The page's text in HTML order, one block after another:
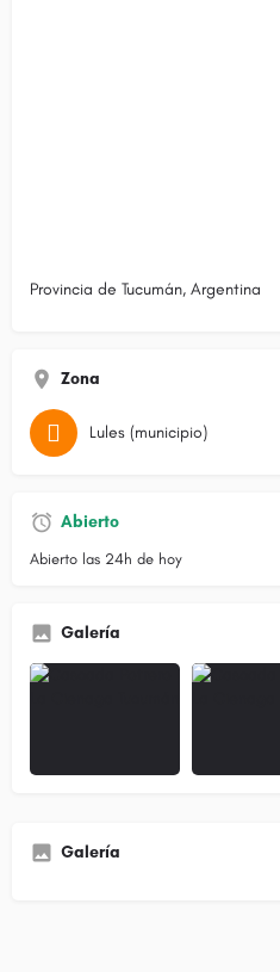
Provincia de Tucumán, Argentina
Zona
Lules (municipio)
Abierto
Abierto las 24h de hoy
Galería
Galería